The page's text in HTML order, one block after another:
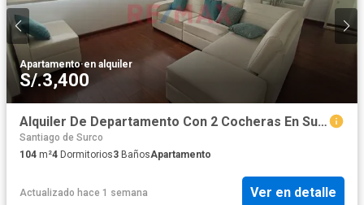
Apartamento·en alquiler
S/.3,400
Alquiler De Departamento Con 2 Cocheras En Surco
Santiago de Surco
104 m²4 Dormitorios3 BañosApartamento
Actualizado hace 1 semana Ver en detalle